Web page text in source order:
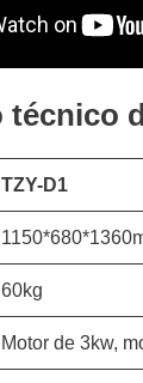
técnico
TZY-D1
60kg
Motor de 3kw,